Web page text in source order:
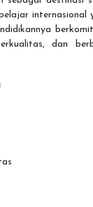
internasional
dan